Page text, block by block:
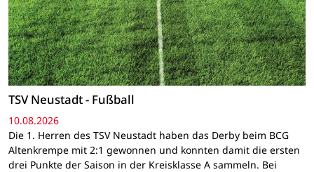
TSV Neustadt - Fußball
10.08.2026
Die 1. Herren des TSV Neustadt haben das Derby beim BCG
Altenkrempe mit 2:1 gewonnen und konnten damit die ersten
drei Punkte der Saison in der Kreisklasse A sammeln. Bei